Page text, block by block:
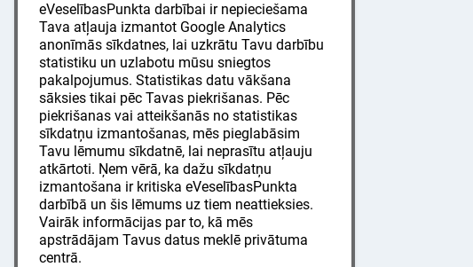
eVeselībasPunkta darbībai ir nepieciešama
Tava atļauja izmantot Google Analytics
anonīmās sīkdatnes, lai uzkrātu Tavu darbību
statistiku un uzlabotu mūsu sniegtos
pakalpojumus. Statistikas datu vākšana
sāksies tikai pēc Tavas piekrišanas. Pēc
piekrišanas vai atteikšanās no statistikas
sīkdatņu izmantošanas, mēs pieglabāsim
Tavu lēmumu sīkdatnē, lai neprasītu atļauju
atkārtoti. Ņem vērā, ka dažu sīkdatņu
izmantošana ir kritiska eVeselībasPunkta
darbībā un šis lēmums uz tiem neattieksies.
Vairāk informācijas par to, kā mēs
apstrādājam Tavus datus meklē privātuma
centrā.